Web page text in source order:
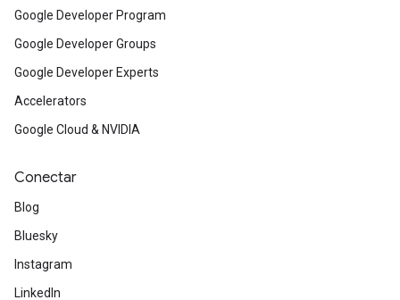
Google Developer Program
Google Developer Groups
Google Developer Experts
Accelerators
Google Cloud & NVIDIA
Conectar
Blog
Bluesky
Instagram
LinkedIn